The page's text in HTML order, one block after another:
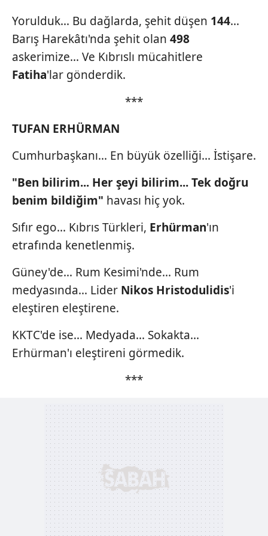
Sitemizde kendimize ve üçüncü kişilere ait çerezler
kullanılmaktadır. Bu çerezler vasıtasıyla çeşitli kişisel
verileriniz işlenmekte olup gerekli olan çerezler bilgi
toplumu hizmetlerinin sunulması amacıyla
kullanılmaktadır. Diğer çerezler, sitemizin daha işlevsel
kılınması ve kişiselleştirilmesi ve sizlere yönelik
sınırlı olarak açık rızanız dahilinde kullanılacaktır.
Çerezlere ilişkin tercihlerinizi aşağıda yer alan panel
için Ayarlar butonuna tıklayabilir,Çerez Bilgilendirme
Metnimiziziyaret edebilirsiniz.
6698 sayılı Kişisel Verilerin Korunması Kanunu uyarınca
hazırlanmış Aydınlatma Metnimizi okumak ve sitemizde
ilgili mevzuata uygun olarak kullanılan çerezlerle ilgili bilgi
almak için lütfentıklayınız.
Yorulduk... Bu dağlarda, şehit düşen 144...
Barış Harekâtı'nda şehit olan 498
askerimize... Ve Kıbrıslı mücahitlere
Fatiha'lar gönderdik.
***
TUFAN ERHÜRMAN
Cumhurbaşkanı... En büyük özelliği... İstişare.
"Ben bilirim... Her şeyi bilirim... Tek doğru
benim bildiğim" havası hiç yok.
Sıfır ego... Kıbrıs Türkleri, Erhürman'ın
etrafında kenetlenmiş.
Güney'de... Rum Kesimi'nde... Rum
medyasında... Lider Nikos Hristodulidis'i
eleştiren eleştirene.
KKTC'de ise... Medyada... Sokakta...
Erhürman'ı eleştireni görmedik.
***